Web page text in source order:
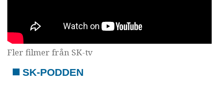
Fler filmer från SK-tv
SK-PODDEN